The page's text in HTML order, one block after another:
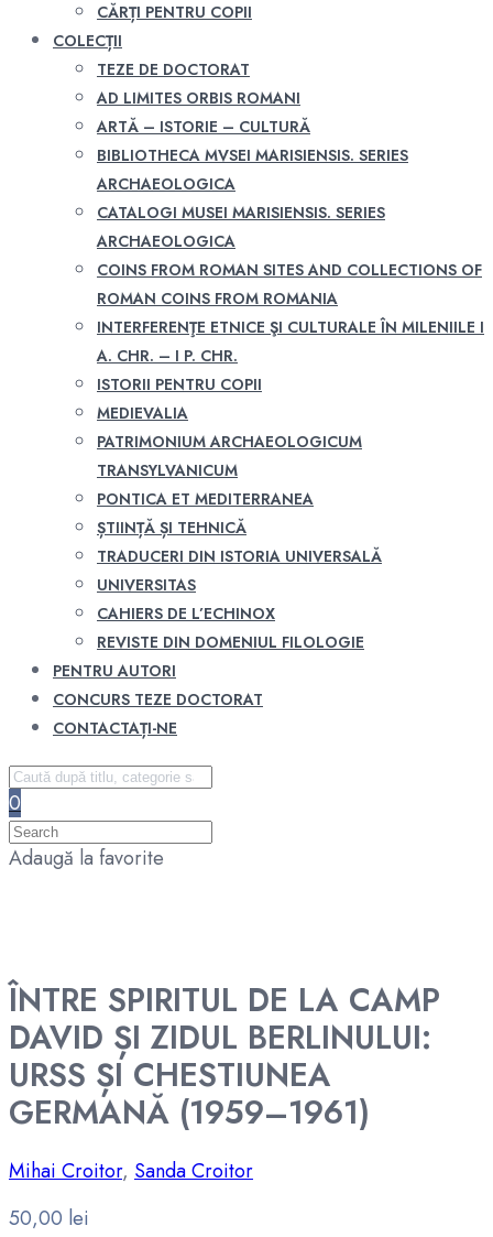
CĂRȚI PENTRU COPII
COLECȚII
TEZE DE DOCTORAT
AD LIMITES ORBIS ROMANI
ARTĂ – ISTORIE – CULTURĂ
BIBLIOTHECA MVSEI MARISIENSIS. SERIES
ARCHAEOLOGICA
CATALOGI MUSEI MARISIENSIS. SERIES
ARCHAEOLOGICA
COINS FROM ROMAN SITES AND COLLECTIONS OF
ROMAN COINS FROM ROMANIA
INTERFERENŢE ETNICE ŞI CULTURALE ÎN MILENIILE I
A. CHR. – I P. CHR.
ISTORII PENTRU COPII
MEDIEVALIA
PATRIMONIUM ARCHAEOLOGICUM
TRANSYLVANICUM
PONTICA ET MEDITERRANEA
ȘTIINȚĂ ȘI TEHNICĂ
TRADUCERI DIN ISTORIA UNIVERSALĂ
UNIVERSITAS
CAHIERS DE L’ECHINOX
REVISTE DIN DOMENIUL FILOLOGIE
PENTRU AUTORI
CONCURS TEZE DOCTORAT
CONTACTAȚI-NE
0
Adaugă la favorite
ÎNTRE SPIRITUL DE LA CAMP
DAVID ȘI ZIDUL BERLINULUI:
URSS ȘI CHESTIUNEA
GERMANĂ (1959–1961)
Mihai Croitor, Sanda Croitor
50,00 lei